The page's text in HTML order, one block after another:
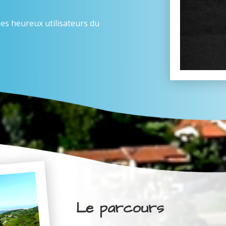
heureux utilisateurs du
Le parcours